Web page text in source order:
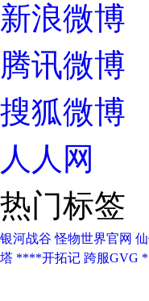
新浪微博
腾讯微博
搜狐微博
人人网
热门标签
银河战谷 怪物世界官网
塔 ****开拓记 跨服GVG